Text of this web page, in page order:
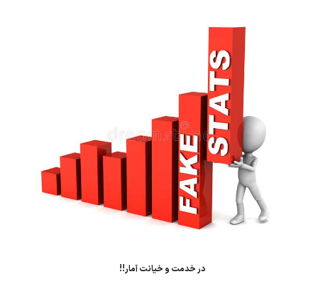
در خدمت و خیانت آمار!!